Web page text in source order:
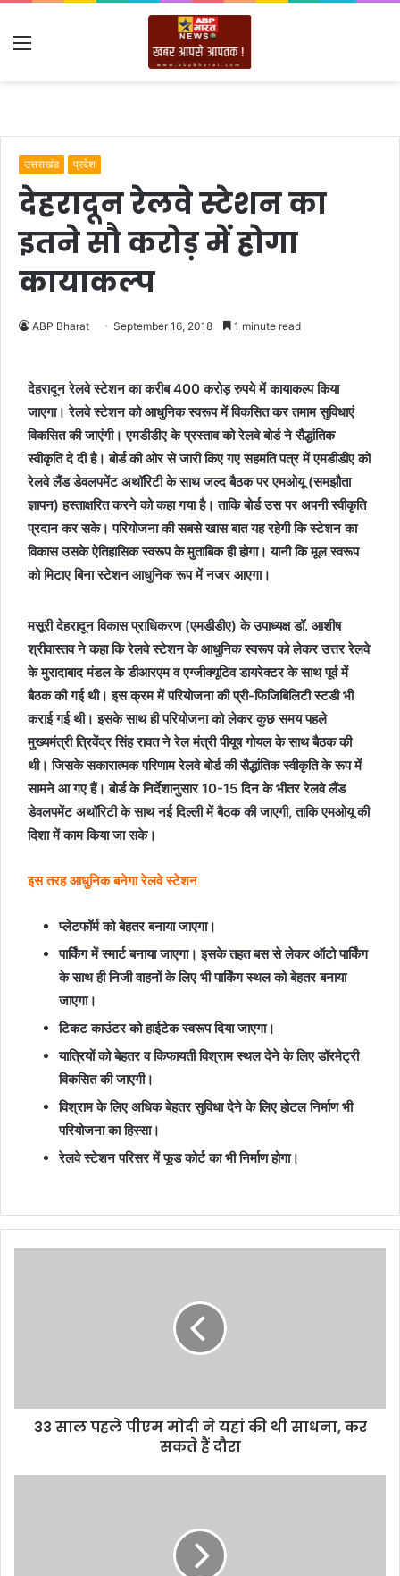
Menu
उत्तराखंड प्रदेश
देहरादून रेलवे स्टेशन का
इतने सौ करोड़ में होगा
कायाकल्प
ABP Bharat September 16, 2018 1 minute read
देहरादून रेलवे स्टेशन का करीब 400 करोड़ रुपये में कायाकल्प किया
जाएगा। रेलवे स्टेशन को आधुनिक स्वरूप में विकसित कर तमाम सुविधाएं
विकसित की जाएंगी। एमडीडीए के प्रस्ताव को रेलवे बोर्ड ने सैद्धांतिक
स्वीकृति दे दी है। बोर्ड की ओर से जारी किए गए सहमति पत्र में एमडीडीए को
रेलवे लैंड डेवलपमेंट अथॉरिटी के साथ जल्द बैठक पर एमओयू (समझौता
ज्ञापन) हस्ताक्षरित करने को कहा गया है। ताकि बोर्ड उस पर अपनी स्वीकृति
प्रदान कर सके। परियोजना की सबसे खास बात यह रहेगी कि स्टेशन का
विकास उसके ऐतिहासिक स्वरूप के मुताबिक ही होगा। यानी कि मूल स्वरूप
को मिटाए बिना स्टेशन आधुनिक रूप में नजर आएगा।
मसूरी देहरादून विकास प्राधिकरण (एमडीडीए) के उपाध्यक्ष डॉ. आशीष
श्रीवास्तव ने कहा कि रेलवे स्टेशन के आधुनिक स्वरूप को लेकर उत्तर रेलवे
के मुरादाबाद मंडल के डीआरएम व एग्जीक्यूटिव डायरेक्टर के साथ पूर्व में
बैठक की गई थी। इस क्रम में परियोजना की प्री-फिजिबिलिटी स्टडी भी
कराई गई थी। इसके साथ ही परियोजना को लेकर कुछ समय पहले
मुख्यमंत्री त्रिवेंद्र सिंह रावत ने रेल मंत्री पीयूष गोयल के साथ बैठक की
थी। जिसके सकारात्मक परिणाम रेलवे बोर्ड की सैद्धांतिक स्वीकृति के रूप में
सामने आ गए हैं। बोर्ड के निर्देशानुसार 10-15 दिन के भीतर रेलवे लैंड
डेवलपमेंट अथॉरिटी के साथ नई दिल्ली में बैठक की जाएगी, ताकि एमओयू की
दिशा में काम किया जा सके।
इस तरह आधुनिक बनेगा रेलवे स्टेशन
प्लेटफॉर्म को बेहतर बनाया जाएगा।
पार्किंग में स्मार्ट बनाया जाएगा। इसके तहत बस से लेकर ऑटो पार्किंग
के साथ ही निजी वाहनों के लिए भी पार्किंग स्थल को बेहतर बनाया
जाएगा।
टिकट काउंटर को हाईटेक स्वरूप दिया जाएगा।
यात्रियों को बेहतर व किफायती विश्राम स्थल देने के लिए डॉरमेट्री
विकसित की जाएगी।
विश्राम के लिए अधिक बेहतर सुविधा देने के लिए होटल निर्माण भी
परियोजना का हिस्सा।
रेलवे स्टेशन परिसर में फूड कोर्ट का भी निर्माण होगा।
33 साल पहले पीएम मोदी ने यहां की थी साधना, कर
सकते हैं दौरा